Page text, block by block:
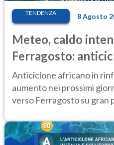
TENDENZA 8 Agosto
Meteo, caldo
Ferragosto:
ancora
Anticiclone africano in
aumento nei prossimi
verso Ferragosto su gran